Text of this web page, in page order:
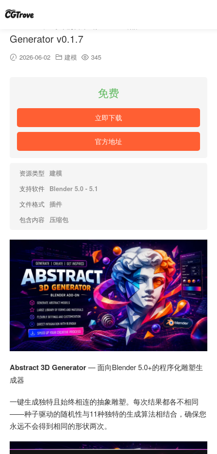
Generator v0.1.7
2026-06-02 建模 345
免费
立即下载
官方地址
资源类型 建模
支持软件 Blender 5.0 - 5.1
文件格式 插件
包含内容
压缩包
Abstract 3D Generator— 面向Blender 5.0+的程序化雕塑生
成器
一键生成独特且始终相连的抽象雕塑。每次结果都各不相同
——种子驱动的随机性与11种独特的生成算法相结合，确保您
永远不会得到相同的形状两次。